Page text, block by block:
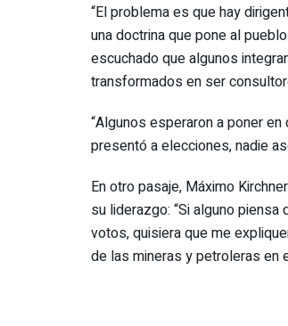
“El problema es que hay
una doctrina que pone al
escuchado que algunos
transformados en ser
“Algunos esperaron a poner
presentó a elecciones, nadie
En otro pasaje, Máximo
su liderazgo: “Si alguno
votos, quisiera que me
de las mineras y petroleras en